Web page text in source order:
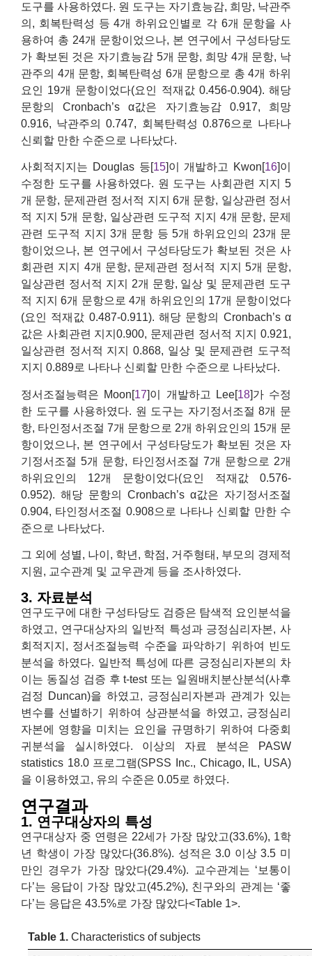
도구를 사용하였다. 원 도구는 자기효능감, 희망, 낙관주
의, 회복탄력성 등 4개 하위요인별로 각 6개 문항을 사
용하여 총 24개 문항이었으나, 본 연구에서 구성타당도
가 확보된 것은 자기효능감 5개 문항, 희망 4개 문항, 낙
관주의 4개 문항, 회복탄력성 6개 문항으로 총 4개 하위
요인 19개 문항이었다(요인 적재값 0.456-0.904). 해당
문항의 Cronbach’s α값은 자기효능감 0.917, 희망
0.916, 낙관주의 0.747, 회복탄력성 0.876으로 나타나
신뢰할 만한 수준으로 나타났다.
사회적지지는 Douglas 등[ 15]이 개발하고 Kwon[ 16 ]이
수정한 도구를 사용하였다. 원 도구는 사회관련 지지 5
개 문항, 문제관련 정서적 지지 6개 문항, 일상관련 정서
적 지지 5개 문항, 일상관련 도구적 지지 4개 문항, 문제
관련 도구적 지지 3개 문항 등 5개 하위요인의 23개 문
항이었으나, 본 연구에서 구성타당도가 확보된 것은 사
회관련 지지 4개 문항, 문제관련 정서적 지지 5개 문항,
일상관련 정서적 지지 2개 문항, 일상 및 문제관련 도구
적 지지 6개 문항으로 4개 하위요인의 17개 문항이었다
(요인 적재값 0.487-0.911). 해당 문항의 Cronbach’s α
값은 사회관련 지지0.900, 문제관련 정서적 지지 0.921,
일상관련 정서적 지지 0.868, 일상 및 문제관련 도구적
지지 0.889로 나타나 신뢰할 만한 수준으로 나타났다.
정서조절능력은 Moon[17]이 개발하고 Lee[18]가 수정
한 도구를 사용하였다. 원 도구는 자기정서조절 8개 문
항, 타인정서조절 7개 문항으로 2개 하위요인의 15개 문
항이었으나, 본 연구에서 구성타당도가 확보된 것은 자
기정서조절 5개 문항, 타인정서조절 7개 문항으로 2개
하위요인의 12개 문항이었다(요인 적재값 0.576-
0.952). 해당 문항의 Cronbach’s α값은 자기정서조절
0.904, 타인정서조절 0.908으로 나타나 신뢰할 만한 수
준으로 나타났다.
그 외에 성별, 나이, 학년, 학점, 거주형태, 부모의 경제적
지원, 교수관계 및 교우관계 등을 조사하였다.
3. 자료분석
연구도구에 대한 구성타당도 검증은 탐색적 요인분석을
하였고, 연구대상자의 일반적 특성과 긍정심리자본, 사
회적지지, 정서조절능력 수준을 파악하기 위하여 빈도
분석을 하였다. 일반적 특성에 따른 긍정심리자본의 차
이는 동질성 검증 후 t-test 또는 일원배치분산분석(사후
검정 Duncan)을 하였고, 긍정심리자본과 관계가 있는
변수를 선별하기 위하여 상관분석을 하였고, 긍정심리
자본에 영향을 미치는 요인을 규명하기 위하여 다중회
귀분석을 실시하였다. 이상의 자료 분석은 PASW
statistics 18.0 프로그램(SPSS Inc., Chicago, IL, USA)
을 이용하였고, 유의 수준은 0.05로 하였다.
연구결과
1. 연구대상자의 특성
연구대상자 중 연령은 22세가 가장 많았고(33.6%), 1학
년 학생이 가장 많았다(36.8%). 성적은 3.0 이상 3.5 미
만인 경우가 가장 많았다(29.4%). 교수관계는 ‘보통이
다’는 응답이 가장 많았고(45.2%), 친구와의 관계는 ‘좋
다’는 응답은 43.5%로 가장 많았다<Table 1>.
Table 1. Characteristics of subjects